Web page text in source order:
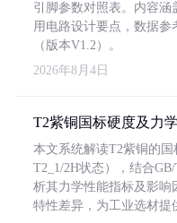
引脚参数对照表。内容涵
用电路设计要点，数据参
（版本V1.2）。
2026年8月4日
T2紫铜国标硬度及力
本文系统解读T2紫铜的
T2_1/2H状态），结合
析其力学性能指标及影响
特性差异，为工业选材提